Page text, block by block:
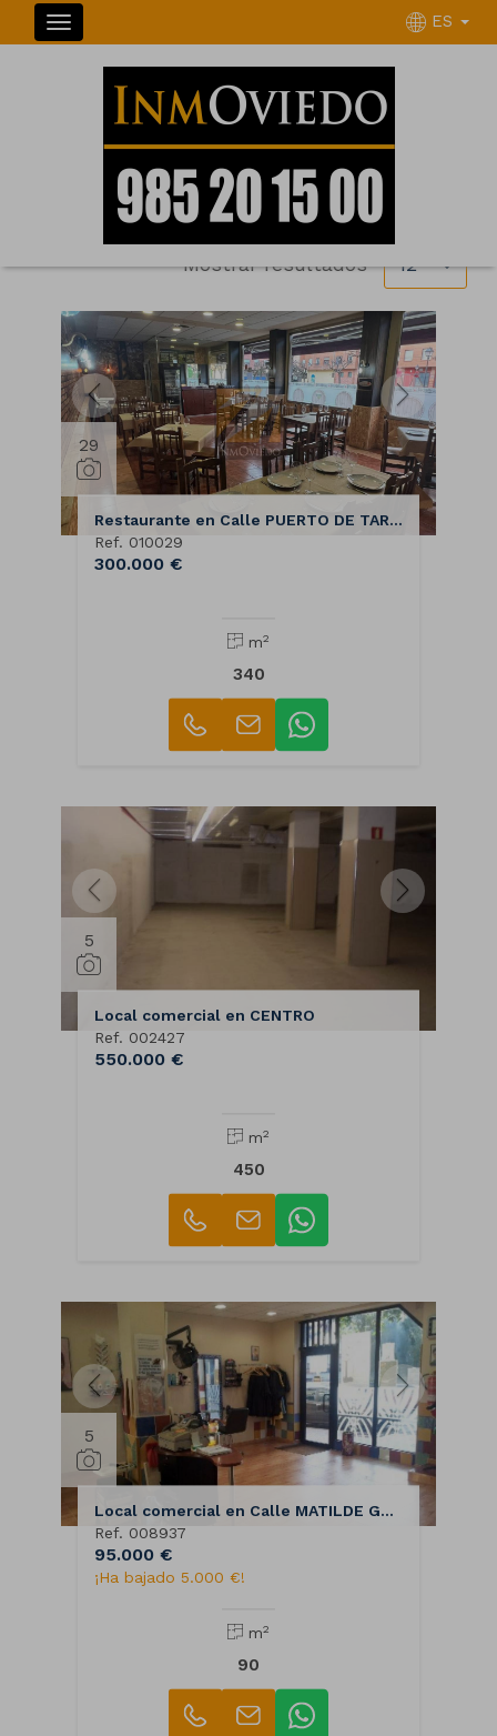
ES
INMUEBLES
Filtrar Ordenar
129 inmuebles en total
Mostrar resultados 12
29
Restaurante en Calle PUERTO DE TARNA
Ref. 010029
300.000 €
m2
340
5
Local comercial en CENTRO
Ref. 002427
550.000 €
m2
450
5
Local comercial en Calle MATILDE GARCIA DEL REAL
Ref. 008937
95.000 €
¡Ha bajado 5.000 €!
m2
90